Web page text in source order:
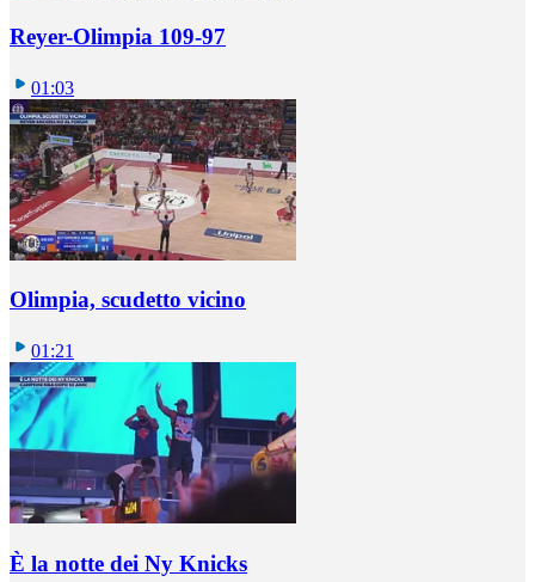
Reyer-Olimpia 109-97
01:03
Olimpia, scudetto vicino
01:21
È la notte dei Ny Knicks